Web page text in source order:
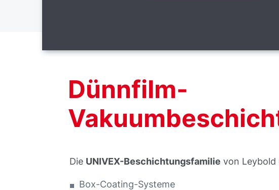
Dünnfilm-
Die UNIVEX-Beschichtungsfamilie von Leybold
Box-Coating-Systeme